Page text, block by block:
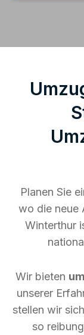
Planen Sie
wo die neue
Winterthur
Wir bieten
unserer
stellen wir
so